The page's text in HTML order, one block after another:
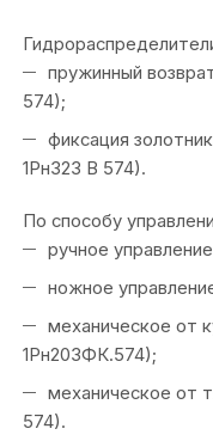
пружинный
574);
фиксация
1Рн323 В 574).
По способу
ручное
ножное
механическое от
1Рн203ФК.574);
механическое от
574).